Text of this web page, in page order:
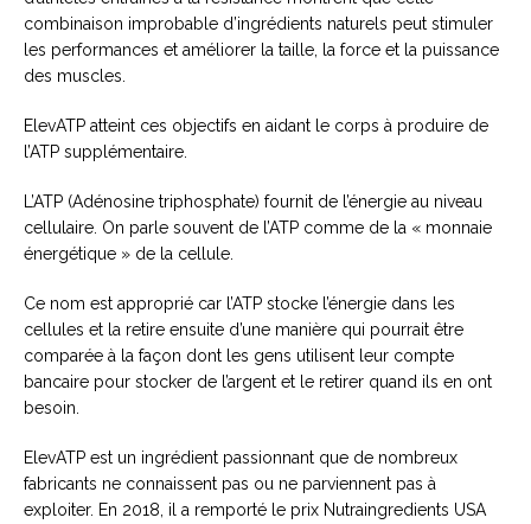
combinaison improbable d’ingrédients naturels peut stimuler
les performances et améliorer la taille, la force et la puissance
des muscles.
ElevATP atteint ces objectifs en aidant le corps à produire de
l’ATP supplémentaire.
L’ATP (Adénosine triphosphate) fournit de l’énergie au niveau
cellulaire. On parle souvent de l’ATP comme de la « monnaie
énergétique » de la cellule.
Ce nom est approprié car l’ATP stocke l’énergie dans les
cellules et la retire ensuite d’une manière qui pourrait être
comparée à la façon dont les gens utilisent leur compte
bancaire pour stocker de l’argent et le retirer quand ils en ont
besoin.
ElevATP est un ingrédient passionnant que de nombreux
fabricants ne connaissent pas ou ne parviennent pas à
exploiter. En 2018, il a remporté le prix Nutraingredients USA